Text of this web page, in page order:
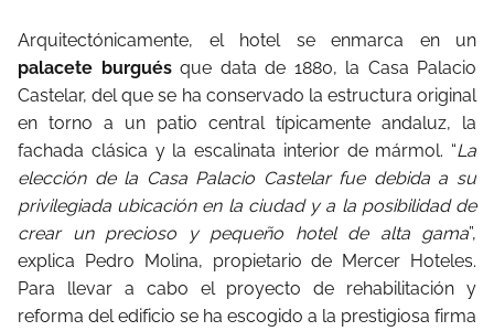
Arquitectónicamente, el hotel se enmarca en un
palacete burguésque data de 1880, la Casa Palacio
Castelar, del que se ha conservado la estructura original
en torno a un patio central típicamente andaluz, la
fachada clásica y la escalinata interior de mármol. “La
elección de la Casa Palacio Castelar fue debida a su
privilegiada ubicación en la ciudad y a la posibilidad de
crear un precioso y pequeño hotel de alta gama”,
explica Pedro Molina, propietario de Mercer Hoteles.
Para llevar a cabo el proyecto de rehabilitación y
reforma del edificio se ha escogido a la prestigiosa firma